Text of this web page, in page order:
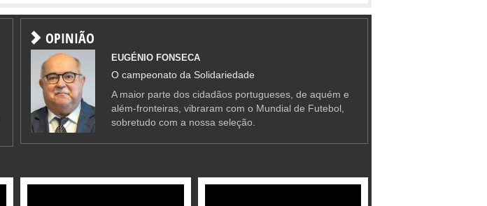
OPINIÃO
EUGÉNIO FONSECA
O campeonato da Solidariedade
A maior parte dos cidadãos portugueses, de aquém e
além-fronteiras, vibraram com o Mundial de Futebol,
sobretudo com a nossa seleção.